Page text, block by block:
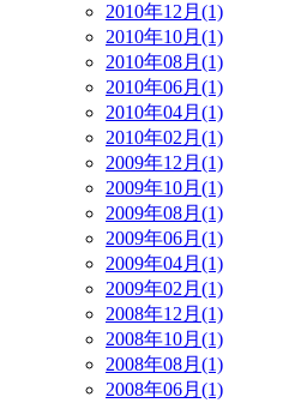
2010年12月(1)
2010年10月(1)
2010年08月(1)
2010年06月(1)
2010年04月(1)
2010年02月(1)
2009年12月(1)
2009年10月(1)
2009年08月(1)
2009年06月(1)
2009年04月(1)
2009年02月(1)
2008年12月(1)
2008年10月(1)
2008年08月(1)
2008年06月(1)